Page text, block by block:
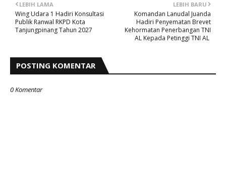
LEBIH BARU
‎Komandan Lanudal Juanda
Hadiri Penyematan Brevet
Kehormatan Penerbangan TNI
AL Kepada Petinggi TNI AL ‎
LEBIH LAMA
Wing Udara 1 Hadiri Konsultasi
Publik Ranwal RKPD Kota
Tanjungpinang Tahun 2027
POSTING KOMENTAR
0 Komentar